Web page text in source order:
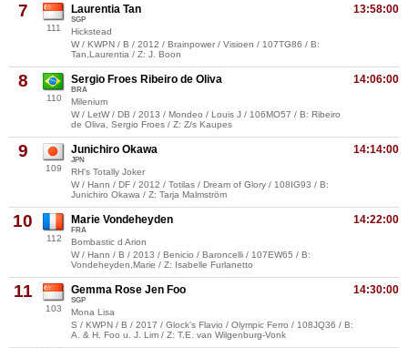
7
111
13:58:00
Laurentia Tan
SGP
Hickstead
W / KWPN / B / 2012 / Brainpower / Visioen / 107TG86 / B:
Tan,Laurentia / Z: J. Boon
8
110
14:06:00
Sergio Froes Ribeiro de Oliva
BRA
Milenium
W / LetW / DB / 2013 / Mondeo / Louis J / 106MO57 / B: Ribeiro
de Oliva, Sergio Froes / Z: Z/s Kaupes
9
109
14:14:00
Junichiro Okawa
JPN
RH's Totally Joker
W / Hann / DF / 2012 / Totilas / Dream of Glory / 108IG93 / B:
Junichiro Okawa / Z: Tarja Malmström
10
112
14:22:00
Marie Vondeheyden
FRA
Bombastic d Arion
W / Hann / B / 2013 / Benicio / Baroncelli / 107EW65 / B:
Vondeheyden,Marie / Z: Isabelle Furlanetto
11
103
14:30:00
Gemma Rose Jen Foo
SGP
Mona Lisa
S / KWPN / B / 2017 / Glock's Flavio / Olympic Ferro / 108JQ36 / B:
A. & H. Foo u. J. Lim / Z: T.E. van Wilgenburg-Vonk